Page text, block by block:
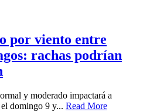
por viento entre
rachas podrían
y moderado impactará a
domingo 9 y... Read More